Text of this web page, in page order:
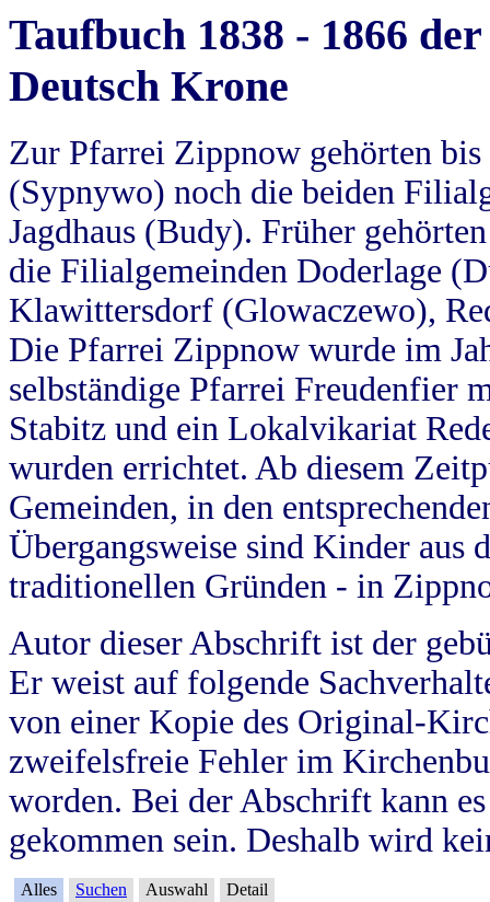
Taufbuch 1838 - 1866
Deutsch Krone
Zur Pfarrei Zippnow gehörten
(Sypnywo) noch die beiden
Jagdhaus (Budy). Früher
die Filialgemeinden Doderlage
Klawittersdorf (Glowaczewo),
Die Pfarrei Zippnow wurde im
selbständige Pfarrei Freudenfier
Stabitz und ein Lokalvikariat
wurden errichtet. Ab diesem
Gemeinden, in den
Übergangsweise sind Kinder aus
traditionellen Gründen - in
Autor dieser Abschrift ist der
Er weist auf folgende
von einer Kopie des Original-
zweifelsfreie Fehler im
worden. Bei der Abschrift kann
gekommen sein. Deshalb wird
Alles Suchen Auswahl Detail